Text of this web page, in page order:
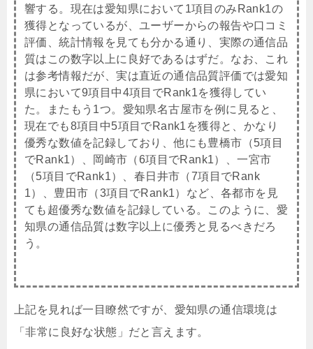
響する。現在は愛知県において1項目のみRank1の
獲得となっているが、ユーザーからの報告や口コミ
評価、統計情報を見ても分かる通り、実際の通信品
質はこの数字以上に良好であるはずだ。なお、これ
は参考情報だが、実は直近の通信品質評価では愛知
県において9項目中4項目でRank1を獲得してい
た。またもう1つ。愛知県名古屋市を例に見ると、
現在でも8項目中5項目でRank1を獲得と、かなり
優秀な数値を記録しており、他にも豊橋市（5項目
でRank1）、岡崎市（6項目でRank1）、一宮市
（5項目でRank1）、春日井市（7項目でRank
1）、豊田市（3項目でRank1）など、各都市を見
ても超優秀な数値を記録している。このように、愛
知県の通信品質は数字以上に優秀と見るべきだろ
う。
上記を見れば一目瞭然ですが、愛知県の通信環境は
「非常に良好な状態」だと言えます。